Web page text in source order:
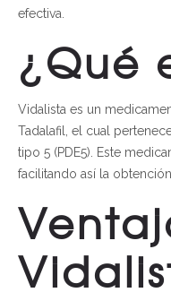
efectiva.
¿Qué
Vidalista es un
Tadalafil, el cual
tipo 5 (PDE5). Este
facilitando así la